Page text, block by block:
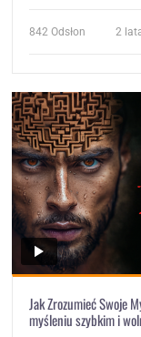
842 Odsłon 2
Jak Zrozumieć Swoje
myśleniu szybkim i